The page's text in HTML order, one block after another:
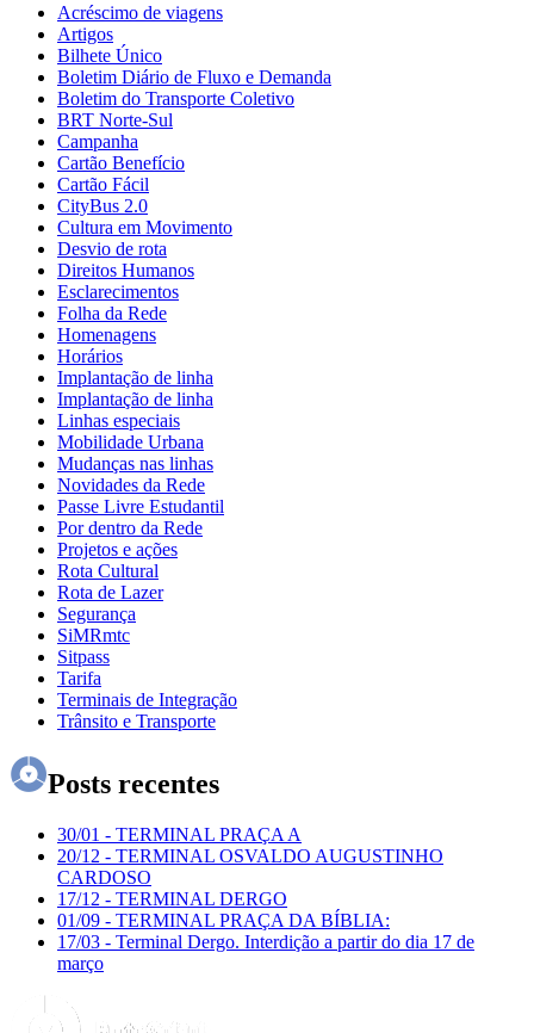
Acréscimo de viagens
Artigos
Bilhete Único
Boletim Diário de Fluxo e Demanda
Boletim do Transporte Coletivo
BRT Norte-Sul
Campanha
Cartão Benefício
Cartão Fácil
CityBus 2.0
Cultura em Movimento
Desvio de rota
Direitos Humanos
Esclarecimentos
Folha da Rede
Homenagens
Horários
Implantação de linha
Implantação de linha
Linhas especiais
Mobilidade Urbana
Mudanças nas linhas
Novidades da Rede
Passe Livre Estudantil
Por dentro da Rede
Projetos e ações
Rota Cultural
Rota de Lazer
Segurança
SiMRmtc
Sitpass
Tarifa
Terminais de Integração
Trânsito e Transporte
Posts recentes
30/01 - TERMINAL PRAÇA A
20/12 - TERMINAL OSVALDO AUGUSTINHO
CARDOSO
17/12 - TERMINAL DERGO
01/09 - TERMINAL PRAÇA DA BÍBLIA:
17/03 - Terminal Dergo. Interdição a partir do dia 17 de
março